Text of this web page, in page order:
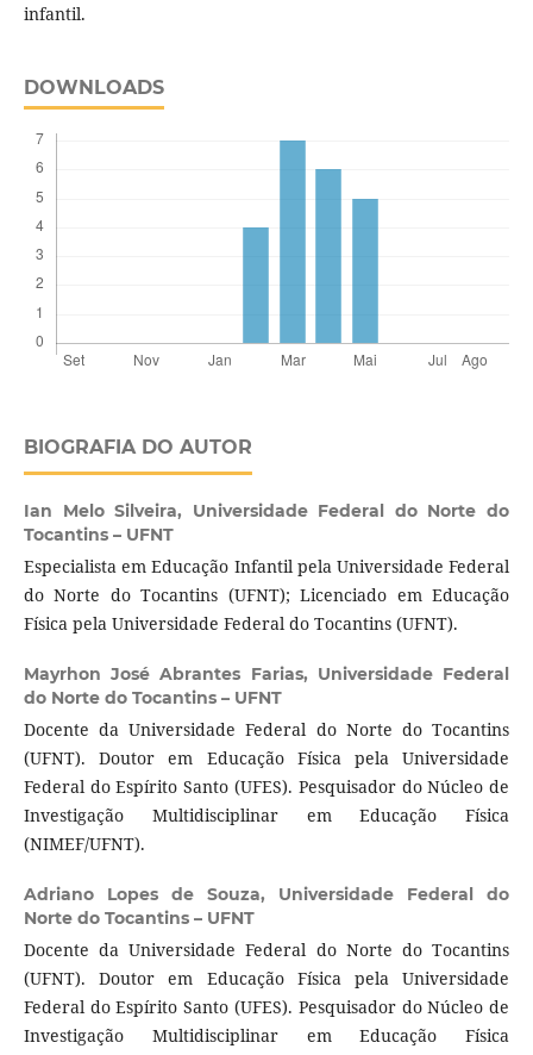
infantil.
DOWNLOADS
BIOGRAFIA DO AUTOR
Ian Melo Silveira, Universidade Federal do Norte do
Tocantins – UFNT
Especialista em Educação Infantil pela Universidade Federal
do Norte do Tocantins (UFNT); Licenciado em Educação
Física pela Universidade Federal do Tocantins (UFNT).
Mayrhon José Abrantes Farias, Universidade Federal
do Norte do Tocantins – UFNT
Docente da Universidade Federal do Norte do Tocantins
(UFNT). Doutor em Educação Física pela Universidade
Federal do Espírito Santo (UFES). Pesquisador do Núcleo de
Investigação Multidisciplinar em Educação Física
(NIMEF/UFNT).
Adriano Lopes de Souza, Universidade Federal do
Norte do Tocantins – UFNT
Docente da Universidade Federal do Norte do Tocantins
(UFNT). Doutor em Educação Física pela Universidade
Federal do Espírito Santo (UFES). Pesquisador do Núcleo de
Investigação Multidisciplinar em Educação Física